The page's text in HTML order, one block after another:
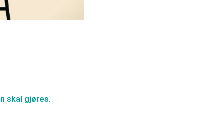
skal gjøres.